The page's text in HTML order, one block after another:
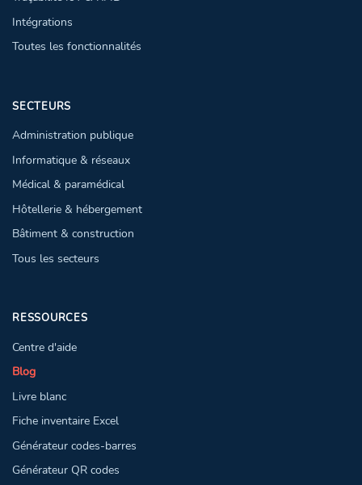
Intégrations
Toutes les fonctionnalités
SECTEURS
Administration publique
Informatique & réseaux
Médical & paramédical
Hôtellerie & hébergement
Bâtiment & construction
Tous les secteurs
RESSOURCES
Centre d'aide
Blog
Livre blanc
Fiche inventaire Excel
Générateur codes-barres
Générateur QR codes